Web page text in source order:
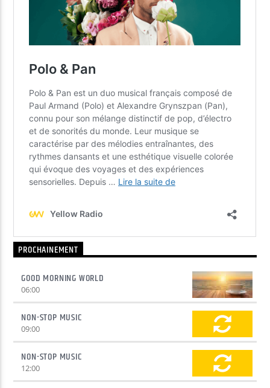
Yellow Riviera
Yellow Party
PROCHAINEMENT
GOOD MORNING WORLD
06:00
NON-STOP MUSIC
09:00
NON-STOP MUSIC
12:00